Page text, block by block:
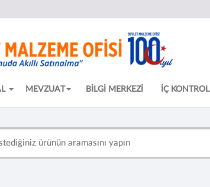
MEVZUAT BİLGİ MERKEZİ İÇ KONTROL